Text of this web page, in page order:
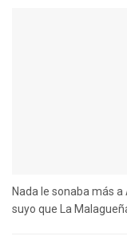
Nada le sonaba más
suyo que La